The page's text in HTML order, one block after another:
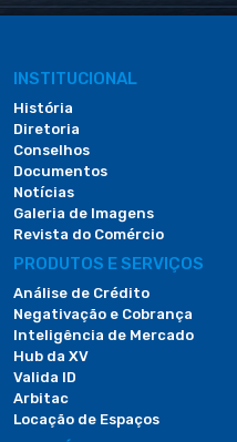
INSTITUCIONAL
História
Diretoria
Conselhos
Documentos
Notícias
Galeria de Imagens
Revista do Comércio
PRODUTOS E SERVIÇOS
Análise de Crédito
Negativação e Cobrança
Inteligência de Mercado
Hub da XV
Valida ID
Arbitac
Locação de Espaços